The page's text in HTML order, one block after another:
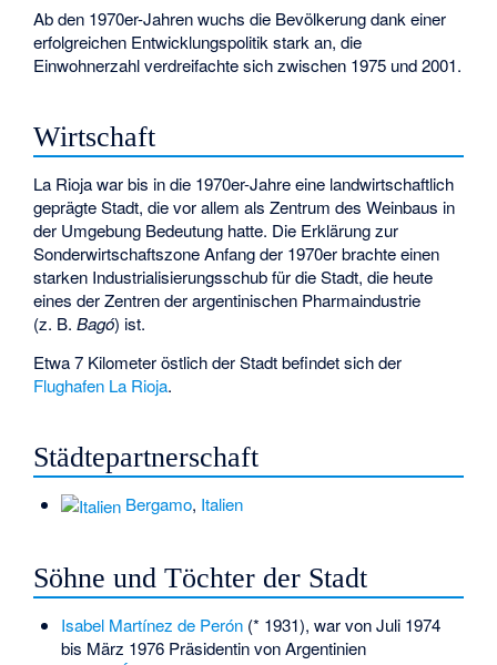
Ab den 1970er-Jahren wuchs die Bevölkerung dank einer
erfolgreichen Entwicklungspolitik stark an, die
Einwohnerzahl verdreifachte sich zwischen 1975 und 2001.
Wirtschaft
La Rioja war bis in die 1970er-Jahre eine landwirtschaftlich
geprägte Stadt, die vor allem als Zentrum des Weinbaus in
der Umgebung Bedeutung hatte. Die Erklärung zur
Sonderwirtschaftszone Anfang der 1970er brachte einen
starken Industrialisierungsschub für die Stadt, die heute
eines der Zentren der argentinischen Pharmaindustrie
(z. B.Bagó) ist.
Etwa 7 Kilometer östlich der Stadt befindet sich der
Flughafen La Rioja.
Städtepartnerschaft
Bergamo, Italien
Söhne und Töchter der Stadt
Isabel Martínez de Perón(* 1931), war von Juli 1974
bis März 1976 Präsidentin von Argentinien